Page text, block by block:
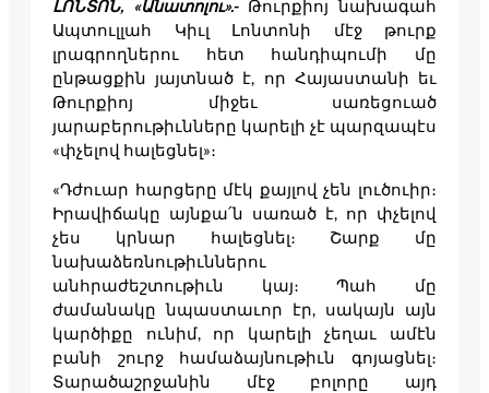
ԼՈՆՏՈՆ, «Անատոլու».-Թուրքիոյ նախագահ
Ապտուլլահ Կիւլ Լոնտոնի մէջ թուրք
լրագրողներու հետ հանդիպումի մը
ընթացքին յայտնած է, որ Հայաստանի եւ
Թուրքիոյ միջեւ սառեցուած
յարաբերութիւնները կարելի չէ պարզապէս
«փչելով հալեցնել»։
«Դժուար հարցերը մէկ քայլով չեն լուծուիր։
Իրավիճակը այնքա՛ն սառած է, որ փչելով
չես կրնար հալեցնել։ Շարք մը
նախաձեռնութիւններու
անհրաժեշտութիւն կայ։ Պահ մը
ժամանակը նպաստաւոր էր, սակայն այն
կարծիքը ունիմ, որ կարելի չեղաւ ամէն
բանի շուրջ համաձայնութիւն գոյացնել։
Տարածաշրջանին մէջ բոլորը այդ